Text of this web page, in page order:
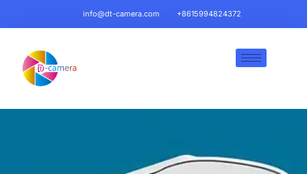
info@dt-camera.com +8615994824372